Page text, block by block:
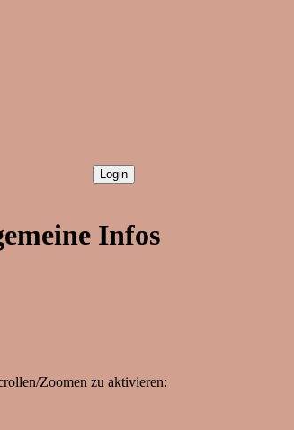
Infos
Zoomen zu aktivieren: